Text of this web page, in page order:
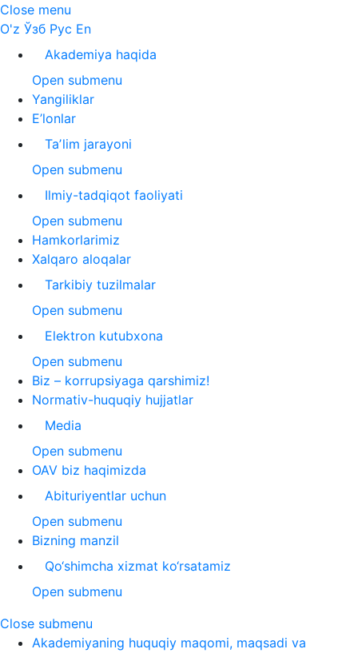
Close menu
O'z Ўзб Рус En
Akademiya haqida
Open submenu
Yangiliklar
E’lonlar
Taʼlim jarayoni
Open submenu
Ilmiy-tadqiqot faoliyati
Open submenu
Hamkorlarimiz
Xalqaro aloqalar
Tarkibiy tuzilmalar
Open submenu
Elektron kutubxona
Open submenu
Biz – korrupsiyaga qarshimiz!
Normativ-huquqiy hujjatlar
Media
Open submenu
OAV biz haqimizda
Abituriyentlar uchun
Open submenu
Bizning manzil
Qo‘shimcha xizmat ko‘rsatamiz
Open submenu
Close submenu
Akademiyaning huquqiy maqomi, maqsadi va